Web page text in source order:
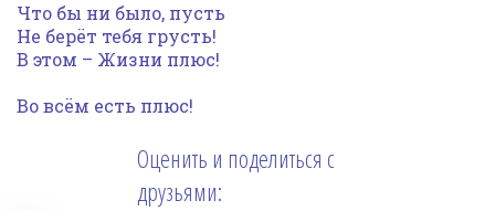
Что бы ни было, пусть
Не берёт тебя грусть!
В этом – Жизни плюс!
Во всём есть плюс!
Оценить и поделиться с
друзьями: